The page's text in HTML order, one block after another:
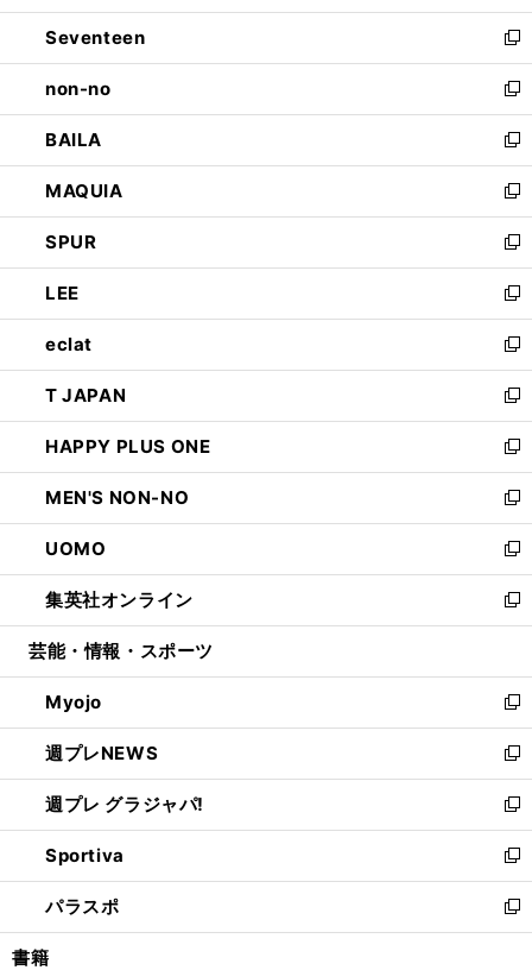
開
く
ウ
で
開
く
ン
ド
ウ
で
開
く
Seventeen
新
し
い
ウ
ィ
ン
ド
ウ
で
開
く
non-no
新
し
い
ウ
ィ
ン
ド
ウ
で
開
く
BAILA
新
し
い
ウ
ィ
ン
ド
ウ
で
開
く
MAQUIA
新
し
い
ウ
ィ
ン
ド
ウ
で
開
く
SPUR
新
し
い
ウ
ィ
ン
ド
ウ
で
開
く
LEE
新
し
い
ウ
ィ
ン
ド
ウ
で
開
く
eclat
新
し
い
ウ
ィ
ン
ド
ウ
で
開
く
T JAPAN
新
し
い
ウ
ィ
ン
ド
ウ
で
開
HAPPY PLUS ONE
新
し
い
ウ
ィ
ン
ド
ウ
開
く
MEN'S NON-NO
新
し
い
ウ
ィ
ン
ウ
で
開
く
UOMO
新
し
い
ウ
ン
ド
ウ
で
開
く
集英社オンライン
新
し
ウ
ィ
ン
ド
ウ
で
開
く
芸能・情報・スポーツ
Myojo
新
し
い
ウ
ィ
ン
ド
ウ
で
開
週プレNEWS
新
し
い
ウ
ィ
ン
ド
ウ
週プレ グラジャパ!
新
し
い
ウ
ィ
ン
Sportiva
新
し
い
ウ
パラスポ
新
し
書籍